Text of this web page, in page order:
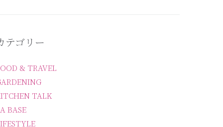
テゴリー
& TRAVEL
TALK
BASE